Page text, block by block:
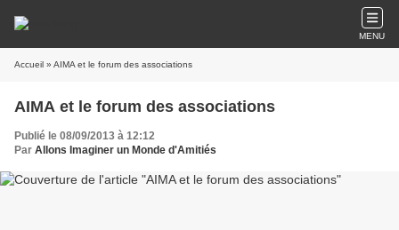
MENU
Accueil » AIMA et le forum des associations
AIMA et le forum des associations
Publié le 08/09/2013 à 12:12
Par Allons Imaginer un Monde d'Amitiés